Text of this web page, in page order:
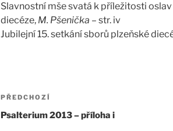
Slavnostní mše svatá k příležitosti
diecéze, M. Pšenička – str. iv
Jubilejní 15. setkání sborů plzeňské
Navigace
pro
Předchozí
příspěvek
PŘEDCHOZÍ
Psalterium 2013 – příloha i